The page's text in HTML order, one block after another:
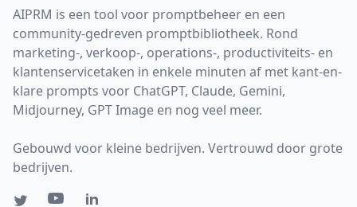
AIPRM is een tool voor promptbeheer en een
community-gedreven promptbibliotheek. Rond
marketing-, verkoop-, operations-, productiviteits- en
klantenservicetaken in enkele minuten af met kant-en-
klare prompts voor ChatGPT, Claude, Gemini,
Midjourney, GPT Image en nog veel meer.
Gebouwd voor kleine bedrijven. Vertrouwd door grote
bedrijven.